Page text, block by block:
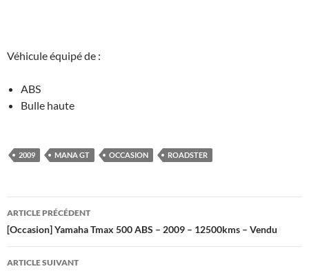
Véhicule équipé de :
ABS
Bulle haute
2009 MANA GT OCCASION ROADSTER
Navigation
des
articles
ARTICLE PRÉCÉDENT
[Occasion] Yamaha Tmax 500 ABS – 2009 – 12500kms – Vendu
ARTICLE SUIVANT